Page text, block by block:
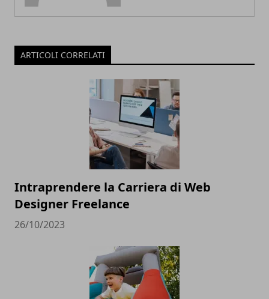
ARTICOLI CORRELATI
Intraprendere la Carriera di Web
Designer Freelance
26/10/2023